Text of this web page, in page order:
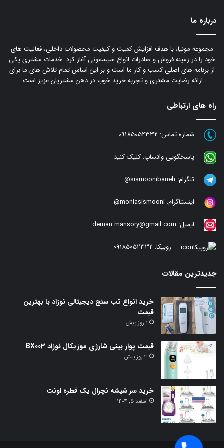
درباره ما
مجموعه مونیا، با هدف افزایش کمیت و کیفیت محصولات داخلی، فعالیت های
خود را در زمینه فروش و صادرات انواع سیسمونی آغاز کرد. خدمات مشتری یکی
از برنامه های اصلی کسب و کار ما است و بر این اساس تمام تلاش های ما برای
ارائه رضایت مشتری و تجربه خرید خوب در ذهن مشتریان عزیز است.
راه های ارتباطی
شماره تماس: 09185052332
پاسخگویی واتساپ: کلیک کنید
تلگرام: sismoonibaneh@
اینستاگرام: moniasismooni@
ایمیل: deman.mansory@gmail.com
روبیکا: 09185052332
جدیدترین مقالات
خرید انواع تب سنج دیجیتالی نوزاد با بهترین
قیمت
1 روز پیش
قیمت پوار بینی شارژی موزیکال نوزاد BX003
3 روز پیش
خرید سر شیشه نچرال یک قطره اونت
اسفند 5, 1404